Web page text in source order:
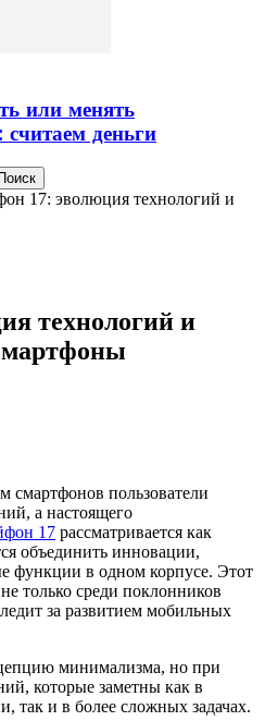
или менять
деньги
17: эволюция технологий и
технологий и
пользователи
а настоящего
17 рассматривается как
объединить инновации,
функции в одном корпусе. Этот
только среди поклонников
за развитием мобильных
минимализма, но при
которые заметны как в
так и в более сложных задачах.